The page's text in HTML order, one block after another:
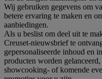
Wij gebruiken gegevens om
betere ervaring te maken en
aanbiedingen.
Als u beslist om deel uit te
Creuset-nieuwsbrief te
gepersonaliseerde inhoud en
producten worden
showcooking- of komende